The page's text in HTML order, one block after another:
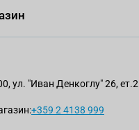
ул. "Иван Денкоглу" 26, ет.2
+359 2 4138 999